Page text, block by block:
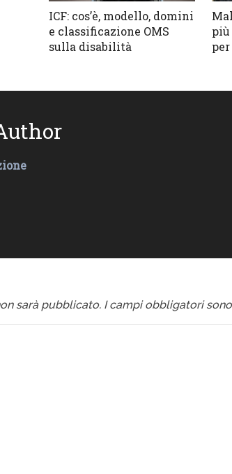
ICF: cos’è, modello, domini
e classificazione OMS
sulla disabilità
più
sarà pubblicato. I campi obbligatori